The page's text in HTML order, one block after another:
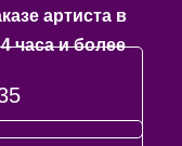
артиста в
часа и более